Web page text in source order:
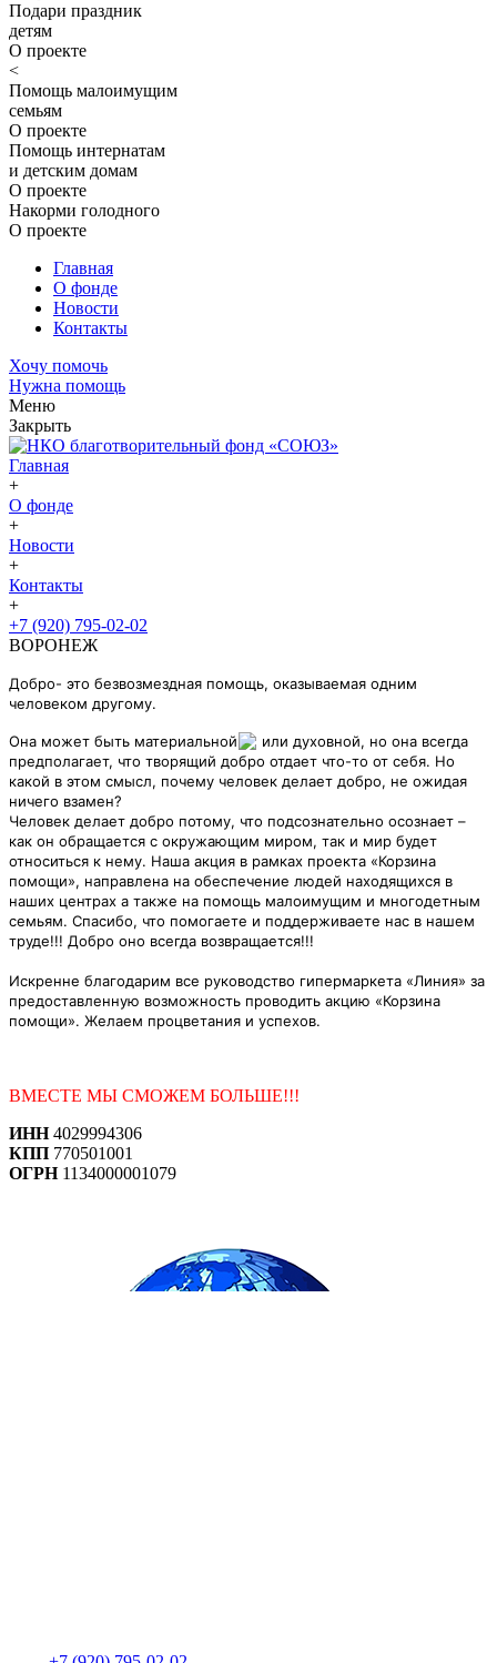
Подари праздник
детям
О проекте
<
Помощь малоимущим
семьям
О проекте
Помощь интернатам
и детским домам
О проекте
Накорми голодного
О проекте
Главная
О фонде
Новости
Контакты
Хочу помочь
Нужна помощь
Меню
Закрыть
Главная
+
О фонде
+
Новости
+
Контакты
+
+7 (920) 795-02-02
ВОРОНЕЖ
Добро- это безвозмездная помощь, оказываемая одним
человеком другому.
Она может быть материальной или духовной, но она всегда
предполагает, что творящий добро отдает что-то от себя. Но
какой в этом смысл, почему человек делает добро, не ожидая
ничего взамен?
Человек делает добро потому, что подсознательно осознает –
как он обращается с окружающим миром, так и мир будет
относиться к нему. Наша акция в рамках проекта «Корзина
помощи», направлена на обеспечение людей находящихся в
наших центрах а также на помощь малоимущим и многодетным
семьям. Спасибо, что помогаете и поддерживаете нас в нашем
труде!!! Добро оно всегда возвращается!!!
Искренне благодарим все руководство гипермаркета «Линия» за
предоставленную возможность проводить акцию «Корзина
помощи». Желаем процветания и успехов.
ВМЕСТЕ МЫ СМОЖЕМ БОЛЬШЕ!!!
ИНН4029994306
КПП 770501001
ОГРН1134000001079